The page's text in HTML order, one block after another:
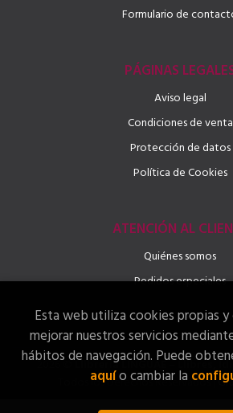
Formulario de
PÁGINAS
Aviso legal
Condiciones de venta
Protección de datos
Política de Cookies
ATENCIÓN AL
Quiénes somos
Pedidos especiales
2026 ©Llibreria LINGUAE – Llibres,
Todos los Derechos Reservados |
Esta web utiliza cookies propias
mejorar nuestros servicios
hábitos de navegación. Puede
aquío cambiar la